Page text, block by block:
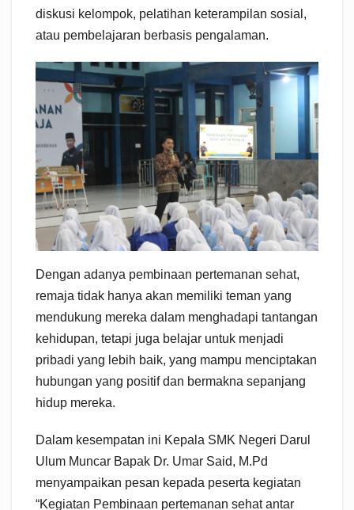
diskusi kelompok, pelatihan keterampilan sosial,
atau pembelajaran berbasis pengalaman.
Dengan adanya pembinaan pertemanan sehat,
remaja tidak hanya akan memiliki teman yang
mendukung mereka dalam menghadapi tantangan
kehidupan, tetapi juga belajar untuk menjadi
pribadi yang lebih baik, yang mampu menciptakan
hubungan yang positif dan bermakna sepanjang
hidup mereka.
Dalam kesempatan ini Kepala SMK Negeri Darul
Ulum Muncar Bapak Dr. Umar Said, M.Pd
menyampaikan pesan kepada peserta kegiatan
“Kegiatan Pembinaan pertemanan sehat antar